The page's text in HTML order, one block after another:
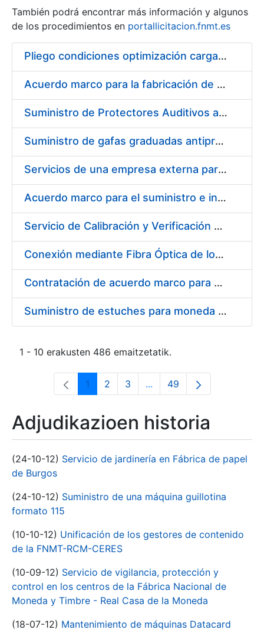
Erakutsi/Ezkutatu
También podrá encontrar más información y algunos
de los procedimientos en portallicitacion.fnmt.es
Pliego condiciones optimización cargas compras firmado
Acuerdo marco para la fabricación de piezas
Suministro de Protectores Auditivos a medida para las personas trabajadoras de los Centros de Trabajo de Madrid y Burgos
Suministro de gafas graduadas antiproyecciones para los trabajadores de la FNMT-RCM en los centros de trabajo de Madrid y Burgos
Servicios de una empresa externa para el asesoramiento y resolución de los recursos de alzada que se presentan relacionados con procesos de selección para la FNMT-RCM
Acuerdo marco para el suministro e instalación de persianas, estores y otros complementos
Servicio de Calibración y Verificación Externa de los Equipos de Medición del Servicio de Prevención de la FNMT-RCM
Conexión mediante Fibra Óptica de los Centros de Proceso de Datos (CPDs) de las sedes de la FNMT-RCM de Burgos y Madrid
Contratación de acuerdo marco para el Suministro de Material de Electricidad para la Fábrica Nacional de Moneda y Timbre-Real Casa de la Moneda en su centro de trabajo de Burgos
Suministro de estuches para moneda de 30 €
1 - 10 erakusten 486 emaitzetatik.
Orrialdea
1 Orrialdea
2 Orrialdea
3 ...Intermediate Pages Use
Orrialdea
49
Adjudikazioen historia
(24-10-12) Servicio de jardinería en Fábrica de papel
de Burgos
(24-10-12) Suministro de una máquina guillotina
formato 115
(10-10-12) Unificación de los gestores de contenido
de la FNMT-RCM-CERES
(10-09-12) Servicio de vigilancia, protección y
control en los centros de la Fábrica Nacional de
Moneda y Timbre - Real Casa de la Moneda
(18-07-12) Mantenimiento de máquinas Datacard